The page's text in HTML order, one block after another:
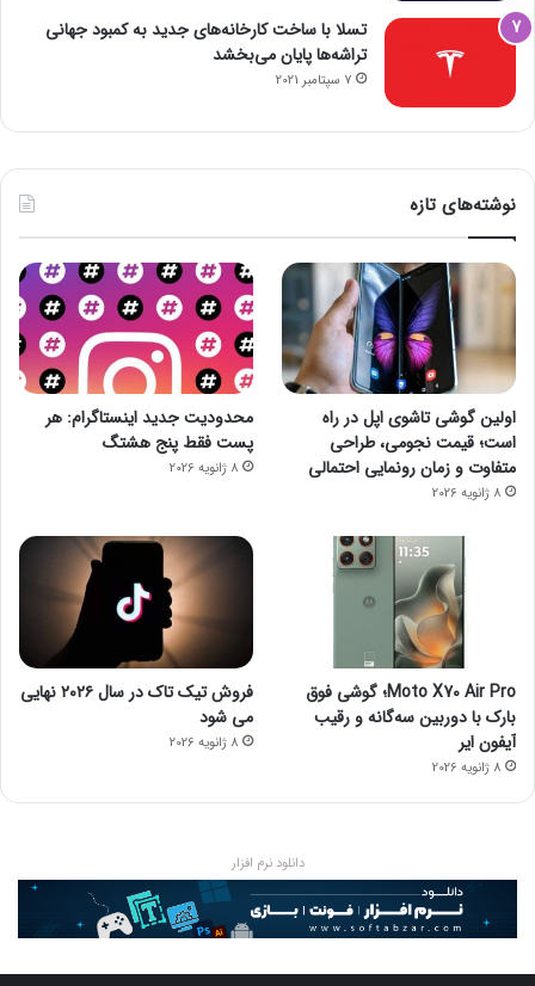
تسلا با ساخت کارخانه‌های جدید به کمبود جهانی
تراشه‌ها پایان می‌بخشد
7 سپتامبر 2021
نوشته‌های تازه
اولین گوشی تاشوی اپل در راه
است؛ قیمت نجومی، طراحی
متفاوت و زمان رونمایی احتمالی
8 ژانویه 2026
محدودیت جدید اینستاگرام: هر
پست فقط پنج هشتگ
8 ژانویه 2026
Moto X70 Air Pro؛ گوشی فوق
بارک با دوربین سه‌گانه و رقیب
آیفون ایر
8 ژانویه 2026
فروش تیک تاک در سال ۲۰۲۶ نهایی
می شود
8 ژانویه 2026
دانلود نرم افزار